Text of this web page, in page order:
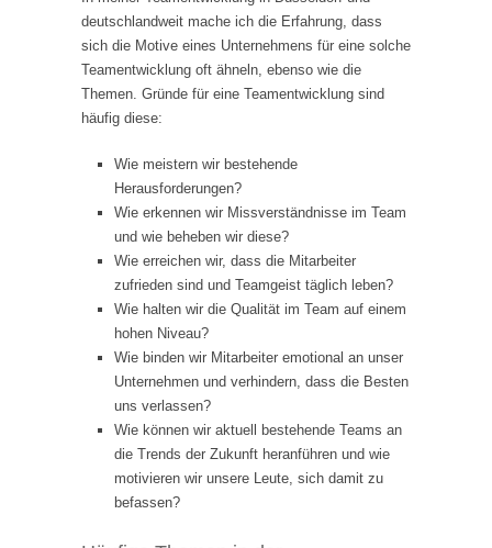
deutschlandweit mache ich die Erfahrung, dass
sich die Motive eines Unternehmens für eine solche
Teamentwicklung oft ähneln, ebenso wie die
Themen. Gründe für eine Teamentwicklung sind
häufig diese:
Wie meistern wir bestehende
Herausforderungen?
Wie erkennen wir Missverständnisse im Team
und wie beheben wir diese?
Wie erreichen wir, dass die Mitarbeiter
zufrieden sind und Teamgeist täglich leben?
Wie halten wir die Qualität im Team auf einem
hohen Niveau?
Wie binden wir Mitarbeiter emotional an unser
Unternehmen und verhindern, dass die Besten
uns verlassen?
Wie können wir aktuell bestehende Teams an
die Trends der Zukunft heranführen und wie
motivieren wir unsere Leute, sich damit zu
befassen?